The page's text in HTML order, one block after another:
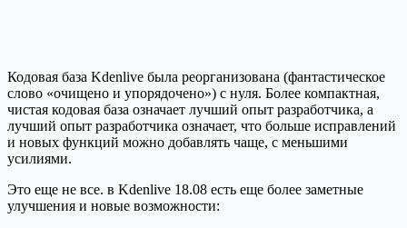
Кодовая база Kdenlive была реорганизована (фантастическое
слово «очищено и упорядочено») с нуля. Более компактная,
чистая кодовая база означает лучший опыт разработчика, а
лучший опыт разработчика означает, что больше исправлений
и новых функций можно добавлять чаще, с меньшими
усилиями.
Это еще не все. в Kdenlive 18.08 есть еще более заметные
улучшения и новые возможности: